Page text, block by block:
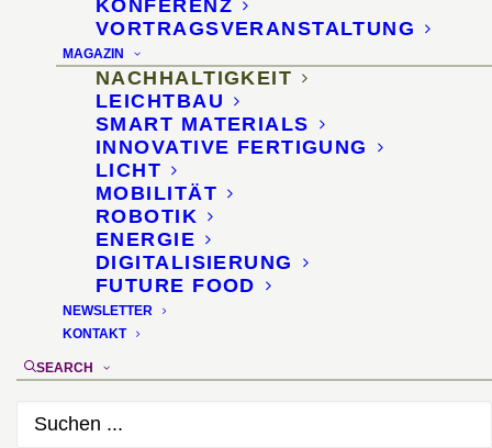
KONFERENZ
VORTRAGSVERANSTALTUNG
MAGAZIN
NACHHALTIGKEIT
LEICHTBAU
SMART MATERIALS
INNOVATIVE FERTIGUNG
LICHT
MOBILITÄT
ROBOTIK
ENERGIE
DIGITALISIERUNG
FUTURE FOOD
NEWSLETTER
KONTAKT
SEARCH